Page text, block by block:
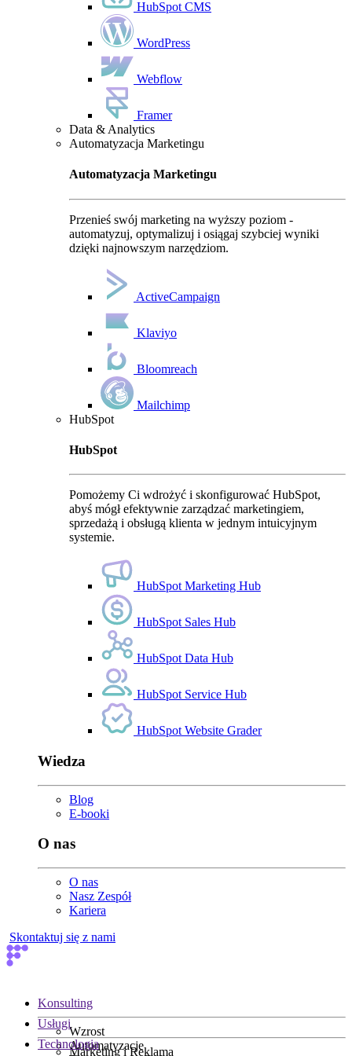
HubSpot CMS
WordPress
Webflow
Framer
Data & Analytics
Automatyzacja Marketingu
Automatyzacja Marketingu
Przenieś swój marketing na wyższy poziom -
automatyzuj, optymalizuj i osiągaj szybciej wyniki
dzięki najnowszym narzędziom.
ActiveCampaign
Klaviyo
Bloomreach
Mailchimp
HubSpot
HubSpot
Pomożemy Ci wdrożyć i skonfigurować HubSpot,
abyś mógł efektywnie zarządzać marketingiem,
sprzedażą i obsługą klienta w jednym intuicyjnym
systemie.
HubSpot Marketing Hub
HubSpot Sales Hub
HubSpot Data Hub
HubSpot Service Hub
HubSpot Website Grader
Wiedza
Blog
E-booki
O nas
O nas
Nasz Zespół
Kariera
Skontaktuj się z nami
Konsulting
Wzrost
Automatyzacje
Usługi
Marketing i Reklama
Technologia